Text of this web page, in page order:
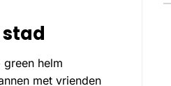
helm
met vrienden